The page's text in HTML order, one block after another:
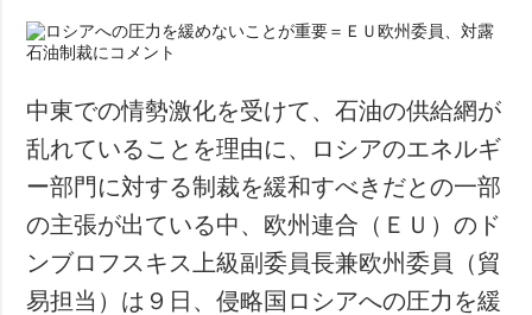
経済・復興
防衛
社会・文化
スポーツ
犯罪
事故・緊急事態
追加
特集
サービス
購読
中東での情勢激化を受けて、石油の供給網が
乱れていることを理由に、ロシアのエネルギ
ー部門に対する制裁を緩和すべきだとの一部
の主張が出ている中、欧州連合（ＥＵ）のド
ンブロフスキス上級副委員長兼欧州委員（貿
易担当）は９日、侵略国ロシアへの圧力を緩